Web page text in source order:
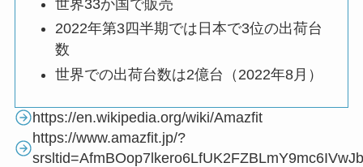
世界33か国で販売
2022年第3四半期では日本で3位の出荷台
数
世界での出荷台数は2億台（2022年8月）
https://en.wikipedia.org/wiki/Amazfit
https://www.amazfit.jp/?